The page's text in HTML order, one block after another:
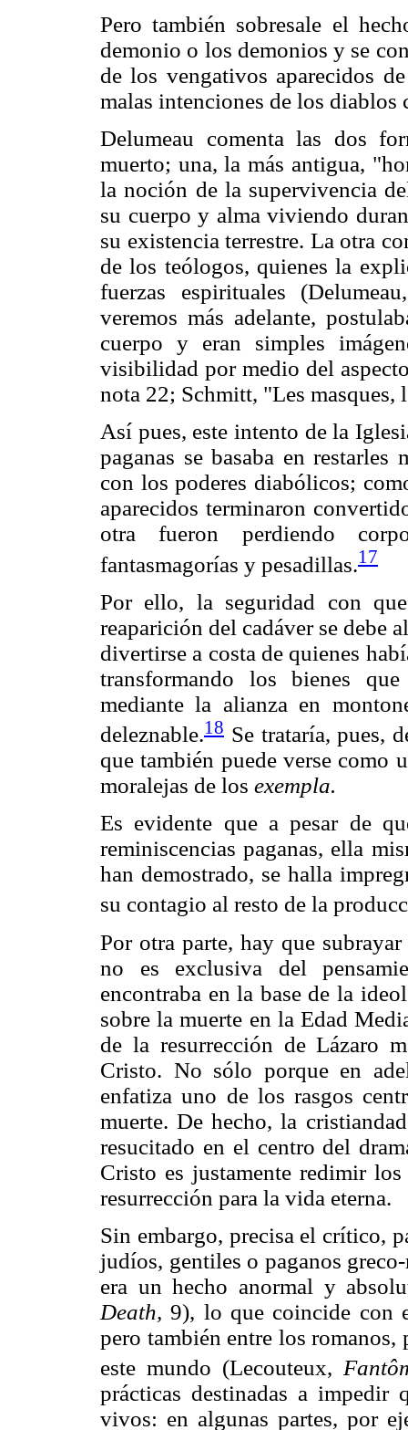
Pero también sobresale el
demonio o los demonios y se
de los vengativos aparecidos
malas intenciones de los
Delumeau comenta las dos
muerto; una, la más antigua,
la noción de la supervivencia
su cuerpo y alma viviendo
su existencia terrestre. La otra
de los teólogos, quienes la
fuerzas espirituales
veremos más adelante,
cuerpo y eran simples
visibilidad por medio del
nota 22; Schmitt, "Les masques,
Así pues, este intento de la
paganas se basaba en
con los poderes diabólicos;
aparecidos terminaron
otra fueron perdiendo
fantasmagorías y pesadillas.17
Por ello, la seguridad con
reaparición del cadáver se debe
divertirse a costa de quienes
transformando los bienes
mediante la alianza en
deleznable.18 Se trataría, pues,
que también puede verse como
moralejas de los exempla.
Es evidente que a pesar de
reminiscencias paganas, ella
han demostrado, se halla
su contagio al resto de la
Por otra parte, hay que
no es exclusiva del
encontraba en la base de la
sobre la muerte en la Edad
de la resurrección de Lázaro
Cristo. No sólo porque en
enfatiza uno de los rasgos
muerte. De hecho, la
resucitado en el centro del
Cristo es justamente redimir
resurrección para la vida eterna.
Sin embargo, precisa el crítico,
judíos, gentiles o paganos
era un hecho anormal y
Death, 9), lo que coincide con
pero también entre los
este mundo (Lecouteux,
prácticas destinadas a impedir
vivos: en algunas partes, por